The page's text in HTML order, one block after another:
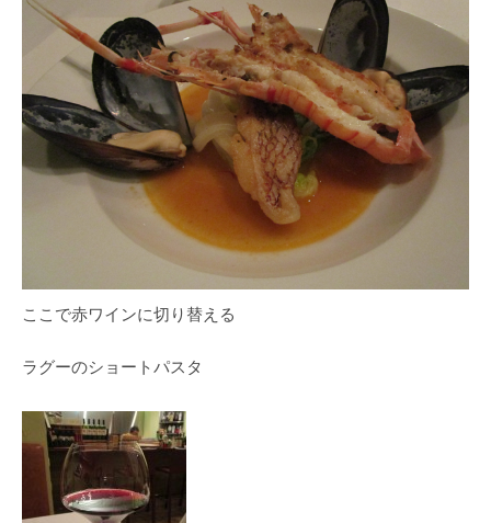
ここで赤ワインに切り替える
ラグーのショートパスタ